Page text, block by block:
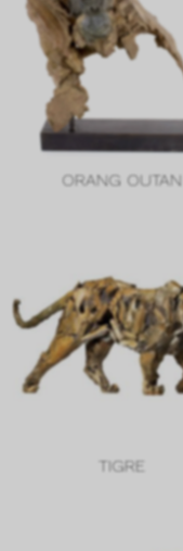
ORANG OUTAN
TIGRE